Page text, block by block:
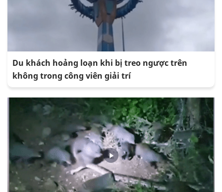
Du khách hoảng loạn khi bị treo ngược trên
không trong công viên giải trí